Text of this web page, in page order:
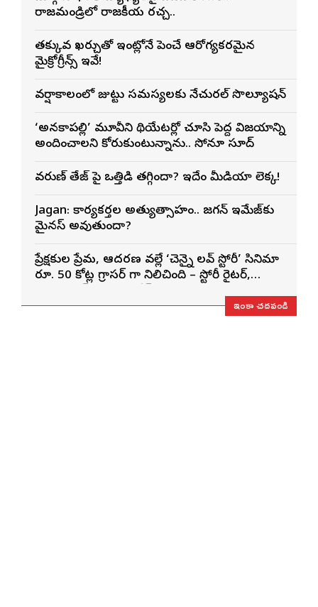
రాజమండ్రిలో రాజకీయ రచ్చ..
తక్కువ ఖర్చుతో ఇంట్లోనే పెంచే ఆరోగ్యకరమైన
మైక్రోగ్రీన్స్ ఇవే!
వర్షాకాలంలో జుట్టు సమస్యలకు నేచురల్ సొల్యూషన్
‘అనకాపల్లి’ మూవీని థియేటర్లో చూసి పెద్ద విజయాన్ని
అందించాలని కోరుకుంటున్నాను.. సోనూ సూద్
వరుణ్ తేజ్‌ పై ఒత్తిడి తగ్గిందా? ఇదేం మీడియా లెక్క!
Jagan: కార్యకర్తల అత్యుత్సాహం.. జగన్ ఇమేజ్‌కు
మైనస్ అవుతుందా?
ప్రేక్షకుల ప్రేమ, ఆదరణ వల్లే ‘చెన్నై లవ్ స్టోరీ’ సినిమా
రూ. 50 కోట్ల గ్రాసర్ గా నిలిచింది – స్టోరీ రైటర్,
ఇంకా చదవండి